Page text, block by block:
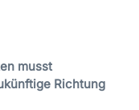
musst
Richtung